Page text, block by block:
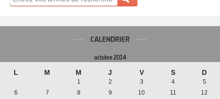
CALENDRIER
octobre 2014
L M M J V S D
1 2 3 4
5
6
7 8 9 10 11
12